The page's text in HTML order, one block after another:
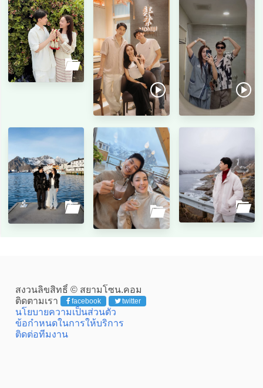
สงวนลิขสิทธิ์ © สยามโซน.คอม
ติดตามเรา
facebook twitter
นโยบายความเป็นส่วนตัว
ข้อกำหนดในการให้บริการ
ติดต่อทีมงาน